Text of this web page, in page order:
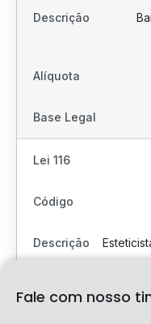
Fale com nosso